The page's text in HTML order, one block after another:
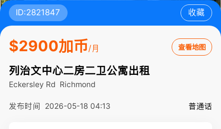
ID:2821847 收藏
$2900加币/月 查看地图
列治文中心二房二卫公寓出租
Eckersley Rd Richmond
发布时间 2026-05-18 04:13 普通话